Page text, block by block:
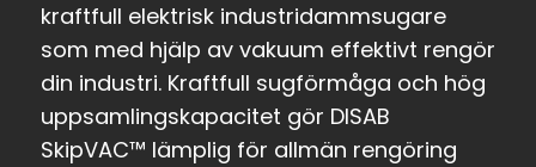
kraftfull elektrisk industridammsugare
som med hjälp av vakuum effektivt rengör
din industri. Kraftfull sugförmåga och hög
uppsamlingskapacitet gör DISAB
SkipVAC™ lämplig för allmän rengöring